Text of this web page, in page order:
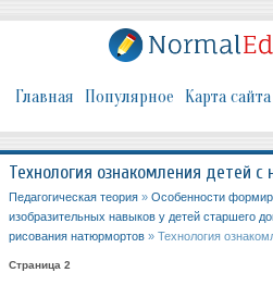
Главная Популярное Карта сайта
Технология ознакомления детей
Педагогическая теория » Особенности
изобразительных навыков у детей старшего
рисования натюрмортов » Технология
Страница 2